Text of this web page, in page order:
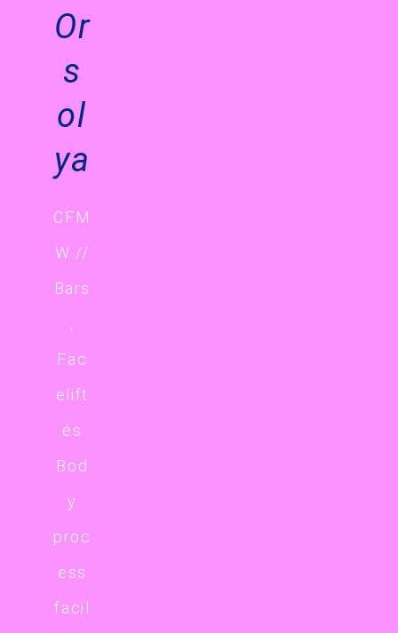
Or
s
ol
ya
CFM
W //
Bars
,
Fac
elift
és
Bod
y
proc
ess
facil